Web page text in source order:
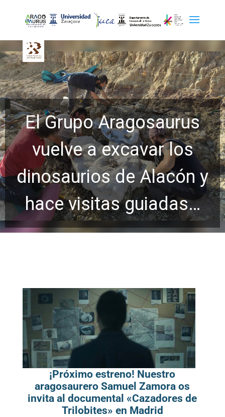
El Grupo Aragosaurus
vuelve a excavar los
dinosaurios de Alacón y
hace visitas guiadas…
¡Próximo estreno! Nuestro
aragosaurero Samuel Zamora os
invita al documental «Cazadores de
Trilobites» en Madrid